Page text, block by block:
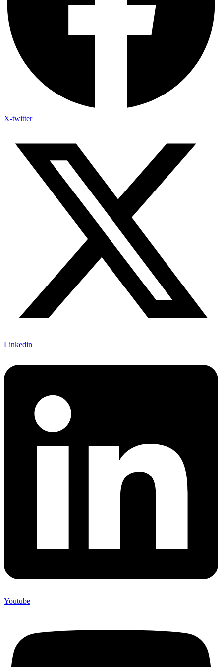
X-twitter
Linkedin
Youtube